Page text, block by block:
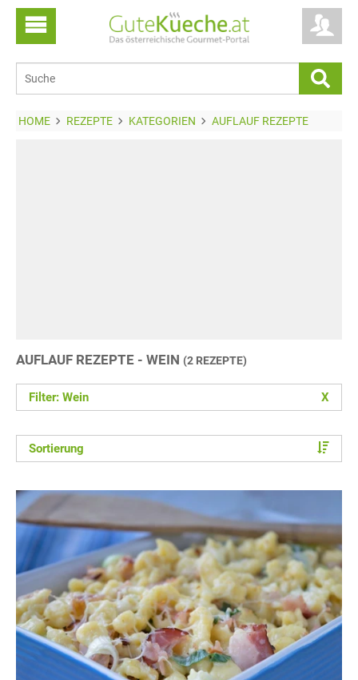
HOME REZEPTE KATEGORIEN AUFLAUF REZEPTE
AUFLAUF REZEPTE - WEIN (2 REZEPTE)
Filter: Wein X
Sortierung